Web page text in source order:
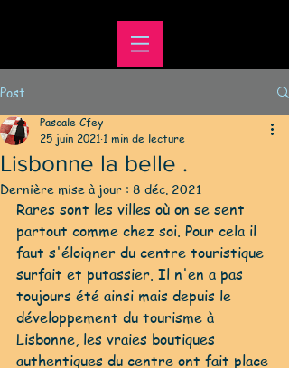
Post
Lisbonne la belle .
Pascale Cfey
25 juin 2021 1 min de lecture
Dernière mise à jour : 8 déc. 2021
Rares sont les villes où on se sent
partout comme chez soi. Pour cela il
faut s'éloigner du centre touristique
surfait et putassier. Il n'en a pas
toujours été ainsi mais depuis le
développement du tourisme à
Lisbonne, les vraies boutiques
authentiques du centre ont fait place